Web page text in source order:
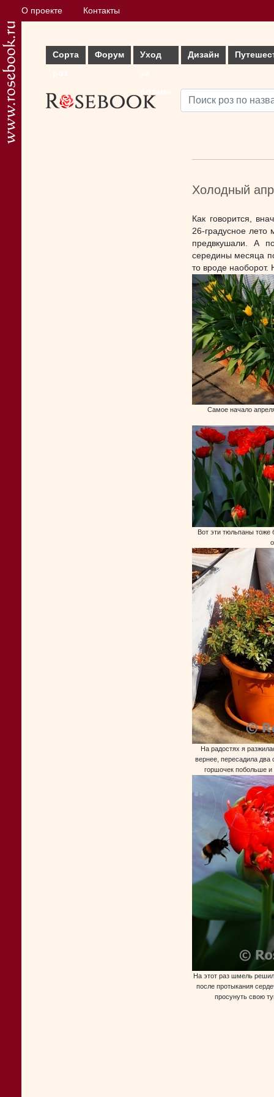
О проекте Контакты
Сорта
Форум
Уход
Дизайн
Холодный
Как говорится,
26-градусное лето
предвкушали. А
середины месяца
то вроде наоборот.
Самое начало
Вот эти тюльпаны
На радостях я
вернее, пересадила два
горшочек побольше и
На этот раз шмель
после протыкания
просунуть свою